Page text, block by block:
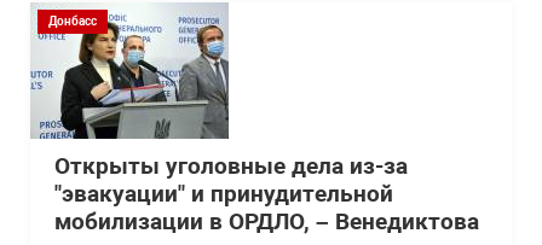
Донбасс
Открыты уголовные дела из-за
"эвакуации" и принудительной
мобилизации в ОРДЛО, – Венедиктова